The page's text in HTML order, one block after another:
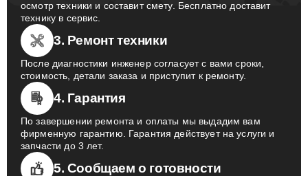
осмотр техники и составит смету. Бесплатно доставит
технику в сервис.
3. Ремонт техники
После диагностики инженер согласует с вами сроки,
стоимость, детали заказа и приступит к ремонту.
4. Гарантия
По завершении ремонта и оплаты мы выдадим вам
фирменную гарантию. Гарантия действует на услуги и
запчасти до 3 лет.
5. Сообщаем о готовности